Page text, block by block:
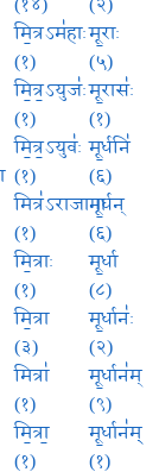
(१४)
मि॒त्रऽम॑हाः
(१)
मि॒त्र॒ऽयुजः॑
(१)
मि॒त्र॒ऽयुवः॑
(१)
मित्र॑ऽराजाना
(१)
मि॒त्राः
(१)
मि॒त्रा
(३)
मित्रा॑
(१)
मि॒त्रा॒
(१)
(२)
मू॒राः
(५)
मू॒रासः॑
(१)
मू॒र्धनि॑
(६)
मू॒र्धन्
(६)
मू॒र्धा
(८)
मू॒र्धानः॑
(२)
मू॒र्धान॑म्
(९)
मू॒र्धान॑म््
(१)